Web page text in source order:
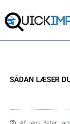
til
indholdet
SÅDAN LÆSER